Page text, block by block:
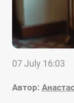
07 July 16:03
Автор: